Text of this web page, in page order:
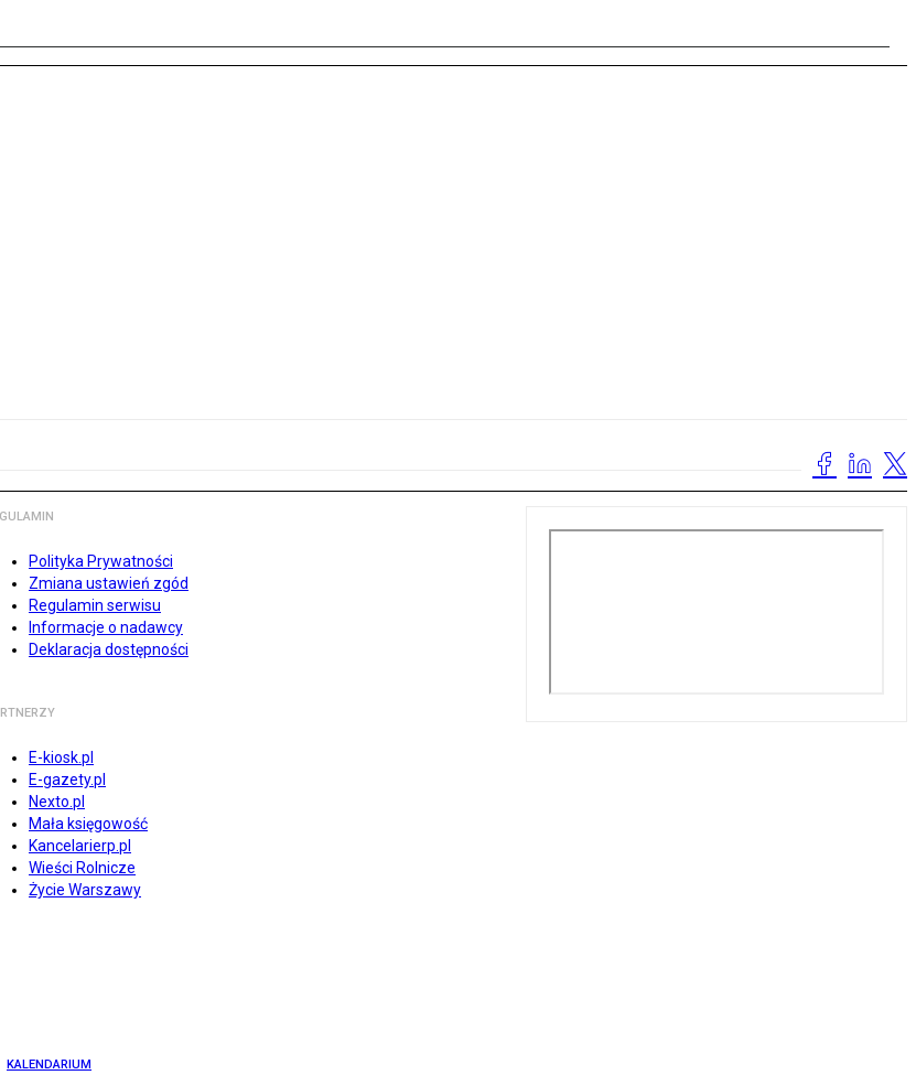
Polityka Prywatności
Zmiana ustawień zgód
Regulamin serwisu
Informacje o nadawcy
Deklaracja dostępności
E-kiosk.pl
E-gazety.pl
Nexto.pl
Mała księgowość
Kancelarierp.pl
Wieści Rolnicze
Życie Warszawy
KALENDARIUM